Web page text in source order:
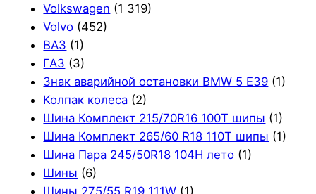
Volkswagen (1 319)
Volvo (452)
ВАЗ (1)
ГАЗ (3)
Знак аварийной остановки BMW 5 E39 (1)
Колпак колеса (2)
Шина Комплект 215/70R16 100T шипы (1)
Шина Комплект 265/60 R18 110T шипы (1)
Шина Пара 245/50R18 104H лето (1)
Шины (6)
Шины 275/55 R19 111W (1)